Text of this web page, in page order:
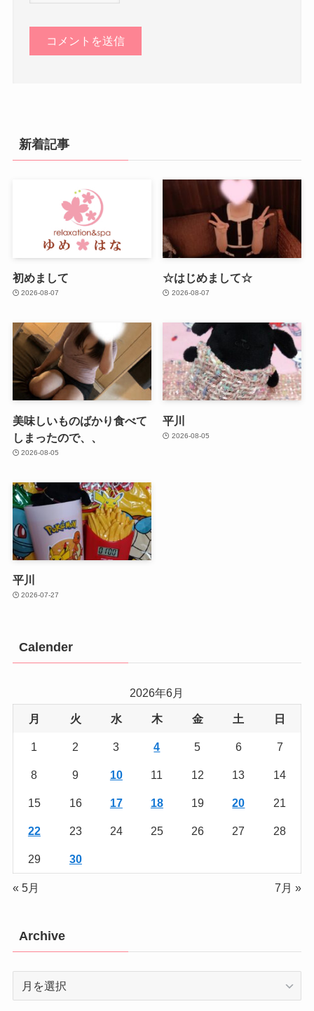
新着記事
初めまして
2026-08-07
☆はじめまして☆
2026-08-07
美味しいものばかり食べて
しまったので、、
2026-08-05
平川
2026-08-05
平川
2026-07-27
Calender
2026年6月
月 火 水 木 金 土 日
1 2 3 4 5 6 7
8 9 10 11 12 13 14
15 16 17 18 19 20 21
22 23 24 25 26 27 28
29 30
« 5月 7月 »
Archive
Archive